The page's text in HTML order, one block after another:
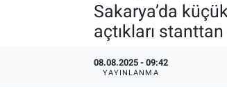
Sakarya’da
açtıkları
08.08.2025 - 09:42
YAYINLANMA
Erişim Bilgileri